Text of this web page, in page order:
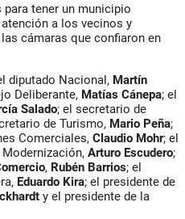
para tener un municipio
a los vecinos y
cámaras que confiaron en
diputado Nacional, Martín
Deliberante, Matías Cánepa; el
Salado; el secretario de
de Turismo, Mario Peña;
Comerciales, Claudio Mohr; el
Arturo Escudero;
, Rubén Barrios; el
Eduardo Kira; el presidente de
y el presidente de la